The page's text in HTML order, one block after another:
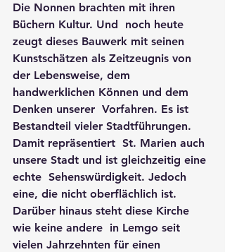
Die Nonnen brachten mit ihren
Büchern Kultur. Und  noch heute
zeugt dieses Bauwerk mit seinen
Kunstschätzen als Zeitzeugnis von
der Lebensweise, dem
handwerklichen Können und dem
Denken unserer  Vorfahren. Es ist
Bestandteil vieler Stadtführungen.
Damit repräsentiert  St. Marien auch
unsere Stadt und ist gleichzeitig eine
echte  Sehenswürdigkeit. Jedoch
eine, die nicht oberflächlich ist.
Darüber hinaus steht diese Kirche
wie keine andere  in Lemgo seit
vielen Jahrzehnten für einen